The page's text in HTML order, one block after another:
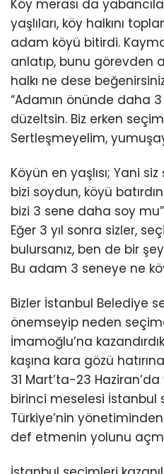
Köy merası da
yaşlıları, köy halkını
adam köyü bitirdi.
anlatıp, bunu görevden
halkı ne dese
“Adamın önünde daha
düzeltsin. Biz erken
Sertleşmeyelim,
Köyün en yaşlısı; Yani
bizi soydun, köyü
bizi 3 sene daha soy
Eğer 3 yıl sonra sizler,
bulursanız, ben de bir
Bu adam 3 seneye ne
Bizler İstanbul Belediye
önemseyip neden
İmamoğlu’na
kaşına kara gözü
31 Mart’ta-23
birinci meselesi İstanbul
Türkiye’nin yönetiminden
def etmenin yolunu